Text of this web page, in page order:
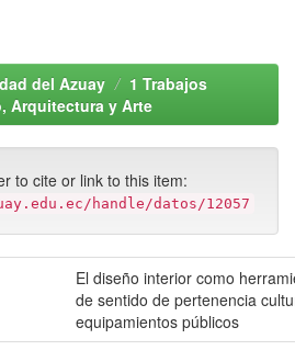
del Azuay
1 Trabajos
Arquitectura y Arte
to cite or link to this item:
handle/datos/12057
El diseño interior como
de sentido de pertenencia
equipamientos públicos